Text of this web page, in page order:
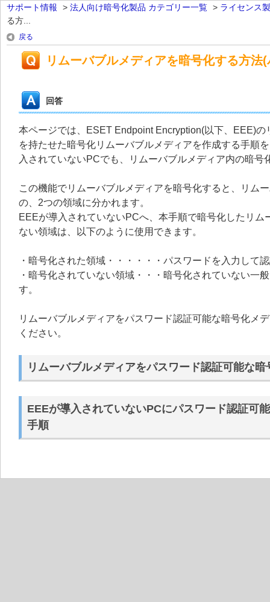
サポート情報 > 法人向け暗号化製品 カテゴリー一覧 > ライセンス
る方...
戻る
リムーバブルメディアを暗号化する方法
回答
本ページでは、ESET Endpoint Encryption(以下、EEE)
を持たせた暗号化リムーバブルメディアを作成する手順
入されていないPCでも、リムーバブルメディア内の暗
この機能でリムーバブルメディアを暗号化すると、リム
の、2つの領域に分かれます。
EEEが導入されていないPCへ、本手順で暗号化したリ
ない領域は、以下のように使用できます。
・暗号化された領域・・・・・・パスワードを入力して
・暗号化されていない領域・・・暗号化されていない一
す。
リムーバブルメディアをパスワード認証可能な暗号化メ
ください。
リムーバブルメディアをパスワード認証可能な
EEEが導入されていないPCにパスワード認証可
手順